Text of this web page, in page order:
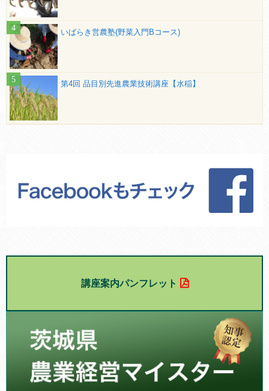
いばらき営農塾(野菜入門Bコース)
第4回 品目別先進農業技術講座【水稲】
講座案内パンフレット